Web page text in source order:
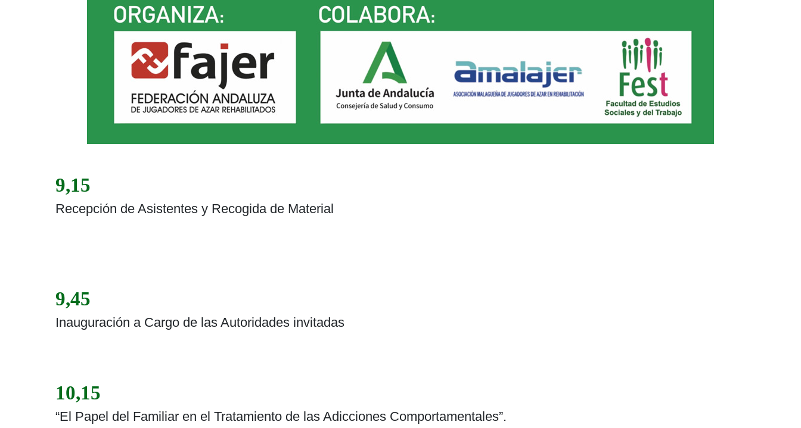
9,15
Recepción de Asistentes y Recogida de Material
9,45
Inauguración a Cargo de las Autoridades invitadas
10,15
“El Papel del Familiar en el Tratamiento de las Adicciones Comportamentales”.